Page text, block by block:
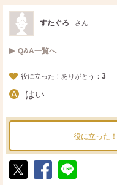
ス
ト
ェ
る
すたぐろ さん
Q&A一覧へ
役に立った！ありがとう： 3
はい
役に立った！